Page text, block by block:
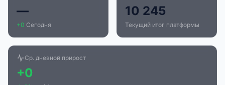
—
+0 Сегодня
10 245
Текущий итог платформы
Ср. дневной прирост
+0